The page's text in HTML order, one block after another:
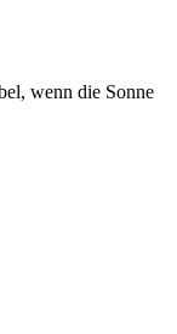
wenn die Sonne